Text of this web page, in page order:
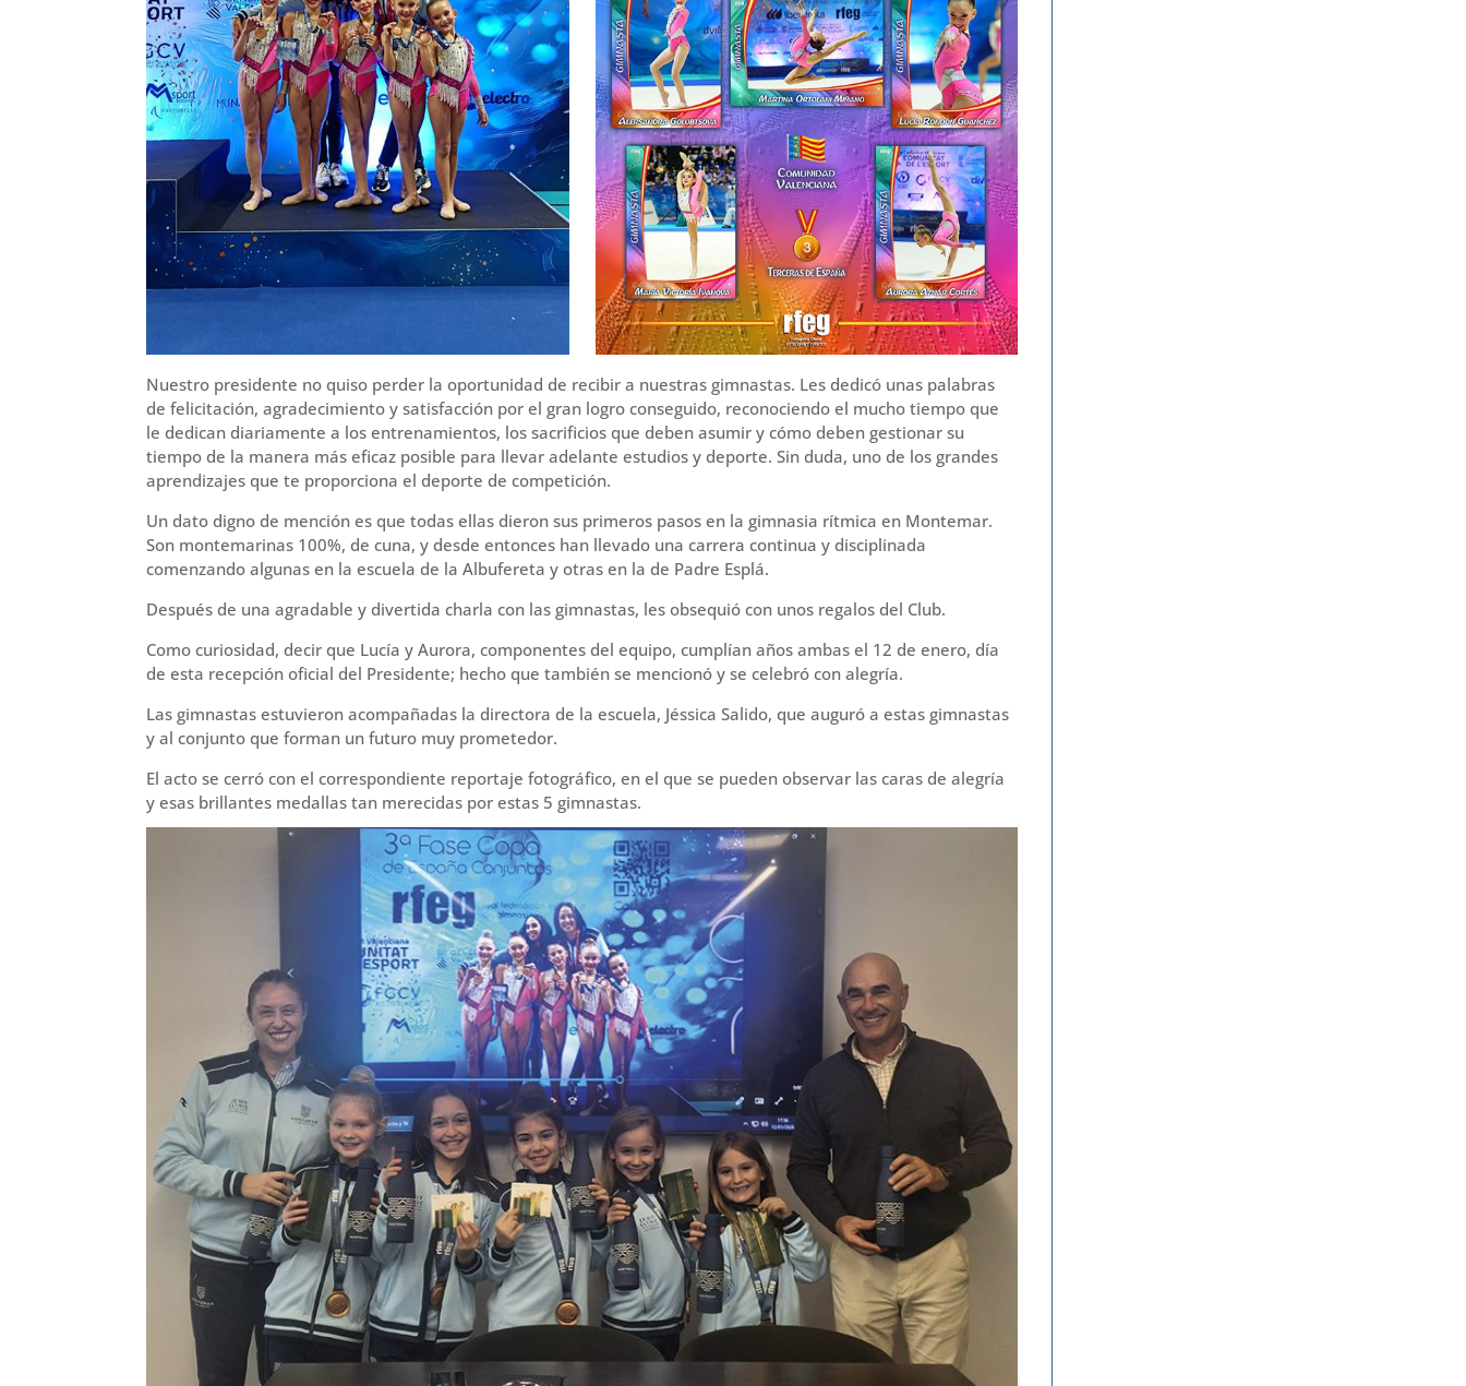
Nuestro presidente no quiso perder la oportunidad de recibir a nuestras gimnastas. Les dedicó unas palabras
de felicitación, agradecimiento y satisfacción por el gran logro conseguido, reconociendo el mucho tiempo que
le dedican diariamente a los entrenamientos, los sacrificios que deben asumir y cómo deben gestionar su
tiempo de la manera más eficaz posible para llevar adelante estudios y deporte. Sin duda, uno de los grandes
aprendizajes que te proporciona el deporte de competición.
Un dato digno de mención es que todas ellas dieron sus primeros pasos en la gimnasia rítmica en Montemar.
Son montemarinas 100%, de cuna, y desde entonces han llevado una carrera continua y disciplinada
comenzando algunas en la escuela de la Albufereta y otras en la de Padre Esplá.
Después de una agradable y divertida charla con las gimnastas, les obsequió con unos regalos del Club.
Como curiosidad, decir que Lucía y Aurora, componentes del equipo, cumplían años ambas el 12 de enero, día
de esta recepción oficial del Presidente; hecho que también se mencionó y se celebró con alegría.
Las gimnastas estuvieron acompañadas la directora de la escuela, Jéssica Salido, que auguró a estas gimnastas
y al conjunto que forman un futuro muy prometedor.
El acto se cerró con el correspondiente reportaje fotográfico, en el que se pueden observar las caras de alegría
y esas brillantes medallas tan merecidas por estas 5 gimnastas.